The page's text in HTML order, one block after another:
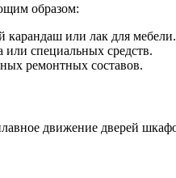
образом:
карандаш или лак для мебели.
специальных средств.
ремонтных составов.
движение дверей